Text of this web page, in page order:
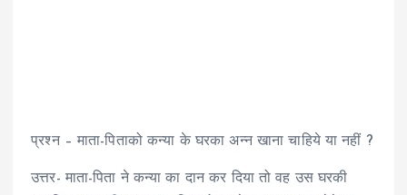
प्रश्न – माता-पिताको कन्या के घरका अन्न खाना चाहिये या नहीं ?
उत्तर- माता-पिता ने कन्या का दान कर दिया तो वह उस घरकी